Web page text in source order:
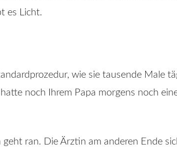
es Licht.
wie sie tausende Male
noch Ihrem Papa morgens noch
geht ran. Die Ärztin am anderen Ende